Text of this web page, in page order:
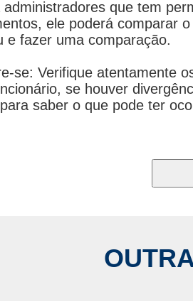
administradores que tem
ele poderá comparar
e fazer uma comparação.
se: Verifique atentamente
se houver
saber o que pode ter